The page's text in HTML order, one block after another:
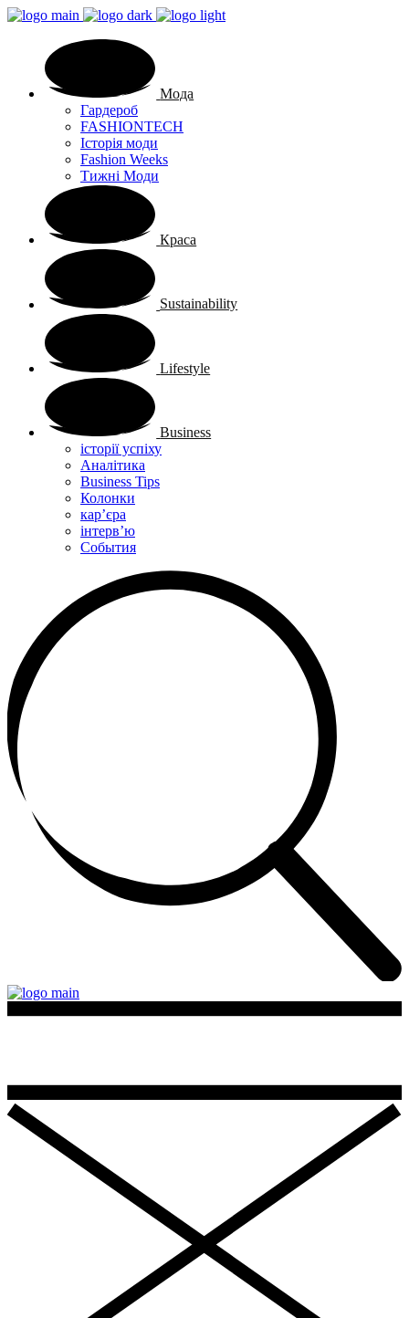
Мода
Гардероб
FASHIONTECH
Історія моди
Fashion Weeks
Тижні Моди
Краса
Sustainability
Lifestyle
Business
історії успіху
Аналітика
Business Tips
Колонки
кар’єра
інтерв’ю
Cобытия